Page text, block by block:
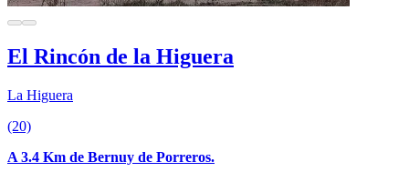
El Rincón de la Higuera
La Higuera
(20)
A 3.4 Km de Bernuy de Porreros.